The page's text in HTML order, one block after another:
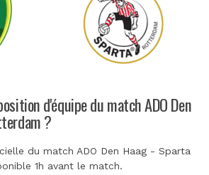
d'équipe du match ADO Den
?
du match ADO Den Haag - Sparta
1h avant le match.